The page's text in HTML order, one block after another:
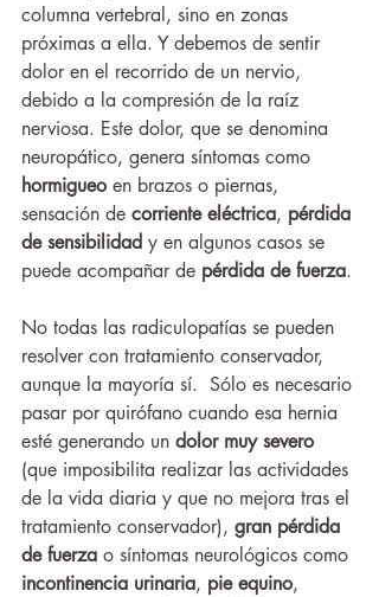
columna vertebral, sino en zonas
próximas a ella. Y debemos de sentir
dolor en el recorrido de un nervio,
debido a la compresión de la raíz
nerviosa. Este dolor, que se denomina
neuropático, genera síntomas como
hormigueo en brazos o piernas,
sensación de corriente eléctrica, pérdida
de sensibilidad y en algunos casos se
puede acompañar de pérdida de fuerza.
No todas las radiculopatías se pueden
resolver con tratamiento conservador,
aunque la mayoría sí.  Sólo es necesario
pasar por quirófano cuando esa hernia
esté generando un dolor muy severo
(que imposibilita realizar las actividades
de la vida diaria y que no mejora tras el
tratamiento conservador), gran pérdida
de fuerza o síntomas neurológicos como
incontinencia urinaria, pie equino,